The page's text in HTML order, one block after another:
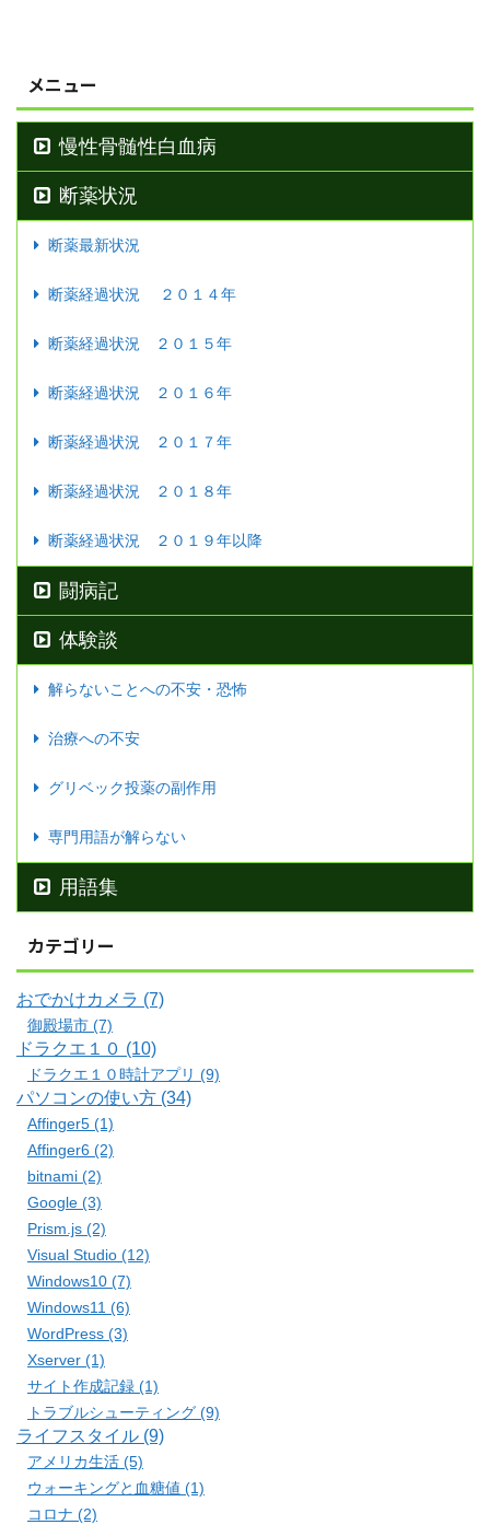
メニュー
慢性骨髄性白血病
断薬状況
断薬最新状況
断薬経過状況 ２０１４年
断薬経過状況 ２０１５年
断薬経過状況 ２０１６年
断薬経過状況 ２０１７年
断薬経過状況 ２０１８年
断薬経過状況 ２０１９年以降
闘病記
体験談
解らないことへの不安・恐怖
治療への不安
グリベック投薬の副作用
専門用語が解らない
用語集
カテゴリー
おでかけカメラ (7)
御殿場市 (7)
ドラクエ１０ (10)
ドラクエ１０時計アプリ (9)
パソコンの使い方 (34)
Affinger5 (1)
Affinger6 (2)
bitnami (2)
Google (3)
Prism.js (2)
Visual Studio (12)
Windows10 (7)
Windows11 (6)
WordPress (3)
Xserver (1)
サイト作成記録 (1)
トラブルシューティング (9)
ライフスタイル (9)
アメリカ生活 (5)
ウォーキングと血糖値 (1)
コロナ (2)